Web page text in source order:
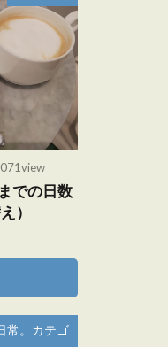
での日数
）
常。カテゴ